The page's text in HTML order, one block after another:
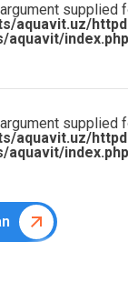
supplied
aquavit.uz/
index.php
supplied
aquavit.uz/
index.php